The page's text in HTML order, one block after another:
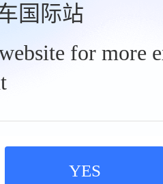
国际站
for more
YES